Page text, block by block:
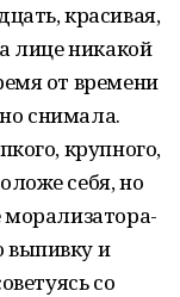
красивая,
лице никакой
от времени
снимала.
крупного,
себя, но
выпивку и
со